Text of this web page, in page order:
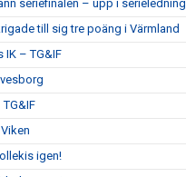
seriefinalen – upp i serieledning
till sig tre poäng i Värmland
IK – TG&IF
igen!